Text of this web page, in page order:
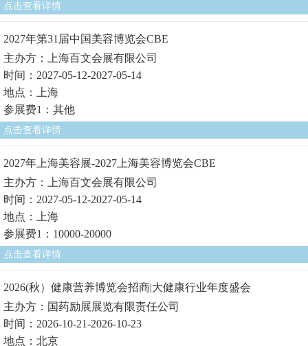
点击查看详情
2027年第31届中国美容博览会CBE
主办方：上海百文会展有限公司
时间：2027-05-12-2027-05-14
地点：上海
参展费1：其他
点击查看详情
2027年上海美容展-2027上海美容博览会CBE
主办方：上海百文会展有限公司
时间：2027-05-12-2027-05-14
地点：上海
参展费1：10000-20000
点击查看详情
2026(秋）健康营养博览会招商|大健康行业年度盛会
主办方：国药励展展览有限责任公司
时间：2026-10-21-2026-10-23
地点：北京